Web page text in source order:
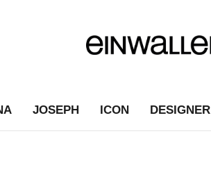
JOSEPH ICON DESIGNER